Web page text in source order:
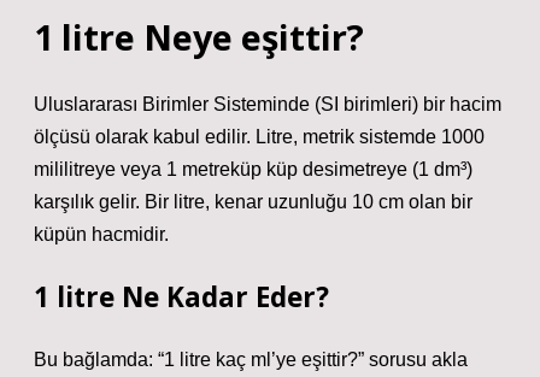
1 litre Neye eşittir?
Uluslararası Birimler Sisteminde (SI birimleri) bir hacim
ölçüsü olarak kabul edilir. Litre, metrik sistemde 1000
mililitreye veya 1 metreküp küp desimetreye (1 dm³)
karşılık gelir. Bir litre, kenar uzunluğu 10 cm olan bir
küpün hacmidir.
1 litre Ne Kadar Eder?
Bu bağlamda: “1 litre kaç ml’ye eşittir?” sorusu akla